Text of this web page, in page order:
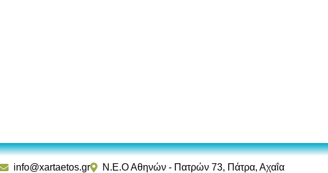
info@xartaetos.gr Ν.Ε.Ο Αθηνών - Πατρών 73, Πάτρα, Αχαΐα